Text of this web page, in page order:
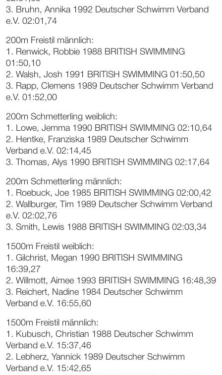
3. Bruhn, Annika 1992 Deutscher Schwimm Verband
e.V. 02:01,74
200m Freistil männlich:
1. Renwick, Robbie 1988 BRITISH SWIMMING
01:50,10
2. Walsh, Josh 1991 BRITISH SWIMMING 01:50,50
3. Rapp, Clemens 1989 Deutscher Schwimm Verband
e.V. 01:52,00
200m Schmetterling weiblich:
1. Lowe, Jemma 1990 BRITISH SWIMMING 02:10,64
2. Hentke, Franziska 1989 Deutscher Schwimm
Verband e.V. 02:14,45
3. Thomas, Alys 1990 BRITISH SWIMMING 02:17,64
200m Schmetterling männlich:
1. Roebuck, Joe 1985 BRITISH SWIMMING 02:00,42
2. Wallburger, Tim 1989 Deutscher Schwimm Verband
e.V. 02:02,76
3. Smith, Lewis 1988 BRITISH SWIMMING 02:03,34
1500m Freistil weiblich:
1. Gilchrist, Megan 1990 BRITISH SWIMMING
16:39,27
2. Willmott, Aimee 1993 BRITISH SWIMMING 16:48,39
3. Reichert, Nadine 1984 Deutscher Schwimm
Verband e.V. 16:55,60
1500m Freistil männlich:
1. Kubusch, Christian 1988 Deutscher Schwimm
Verband e.V. 15:37,46
2. Lebherz, Yannick 1989 Deutscher Schwimm
Verband e.V. 15:42,65